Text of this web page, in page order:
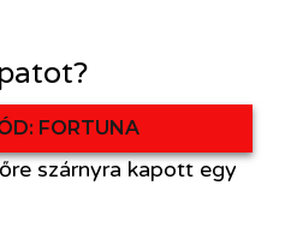
FORTUNA
szárnyra kapott egy